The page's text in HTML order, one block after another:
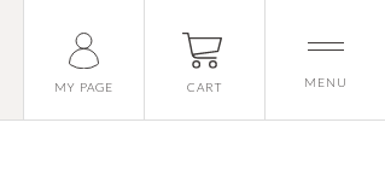
MY PAGE CART MENU